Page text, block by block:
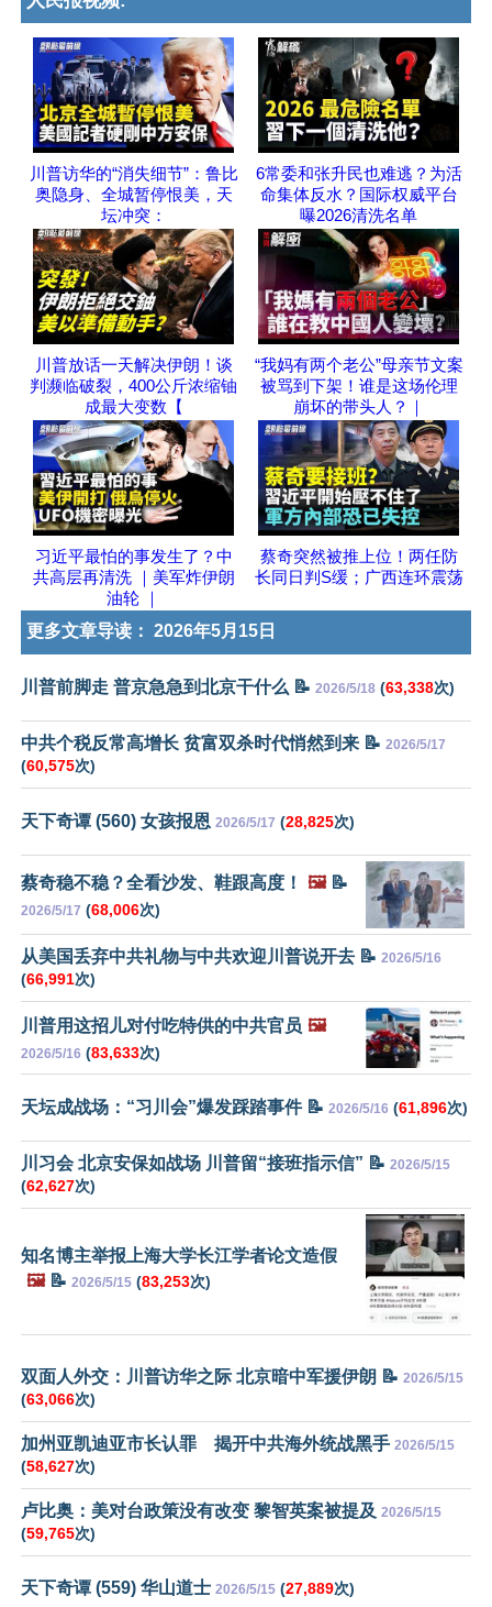
川普访华的“消失细节”：鲁比
奥隐身、全城暂停恨美，天
坛冲突：
6常委和张升民也难逃？为活
命集体反水？国际权威平台
曝2026清洗名单
川普放话一天解决伊朗！谈
判濒临破裂，400公斤浓缩铀
成最大变数【
“我妈有两个老公”母亲节文案
被骂到下架！谁是这场伦理
崩坏的带头人？｜
习近平最怕的事发生了？中
共高层再清洗 ｜美军炸伊朗
油轮 ｜
蔡奇突然被推上位！两任防
长同日判S缓；广西连环震荡
更多文章导读： 2026年5月15日
川普前脚走 普京急急到北京干什么 📝 2026/5/18 (63,338次)
中共个税反常高增长 贫富双杀时代悄然到来 📝 2026/5/17
(60,575次)
天下奇谭 (560) 女孩报恩 2026/5/17 (28,825次)
蔡奇稳不稳？全看沙发、鞋跟高度！ 🖼️📝
2026/5/17 (68,006次)
从美国丢弃中共礼物与中共欢迎川普说开去 📝 2026/5/16
(66,991次)
川普用这招儿对付吃特供的中共官员 🖼️
2026/5/16 (83,633次)
天坛成战场：“习川会”爆发踩踏事件 📝 2026/5/16 (61,896次)
川习会 北京安保如战场 川普留“接班指示信” 📝 2026/5/15
(62,627次)
知名博主举报上海大学长江学者论文造假
🖼️📝 2026/5/15 (83,253次)
双面人外交：川普访华之际 北京暗中军援伊朗 📝 2026/5/15
(63,066次)
加州亚凯迪亚市长认罪 揭开中共海外统战黑手 2026/5/15
(58,627次)
卢比奥：美对台政策没有改变 黎智英案被提及 2026/5/15
(59,765次)
天下奇谭 (559) 华山道士 2026/5/15 (27,889次)